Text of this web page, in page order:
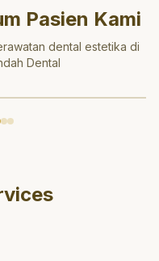
Pasien Kami
dental estetika di
Dental